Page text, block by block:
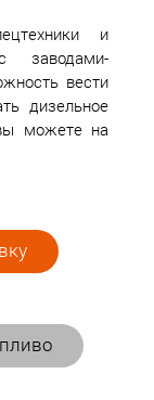
и
заводами-
вести
дизельное
можете на